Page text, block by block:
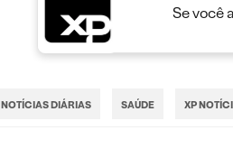
Se você
NOTÍCIAS DIÁRIAS SAÚDE XP